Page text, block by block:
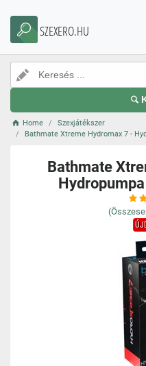
SZEXERO.HU
Home
Szexjátékszer
Bathmate Xtreme Hydromax 7 -
Bathmate